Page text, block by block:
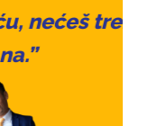
trebati